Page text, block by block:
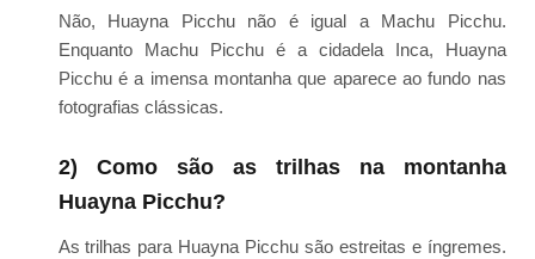
Não, Huayna Picchu não é igual a Machu Picchu.
Enquanto Machu Picchu é a cidadela Inca, Huayna
Picchu é a imensa montanha que aparece ao fundo nas
fotografias clássicas.
2) Como são as trilhas na montanha
Huayna Picchu?
As trilhas para Huayna Picchu são estreitas e íngremes.